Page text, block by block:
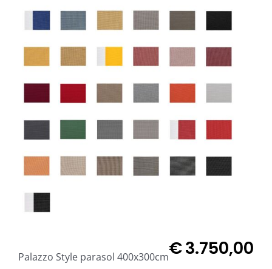
€3.750,00
Palazzo Style parasol 400x300cm